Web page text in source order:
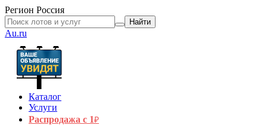
Регион Россия
Найти
Au.ru
Каталог
Услуги
Распродажа с 1₽